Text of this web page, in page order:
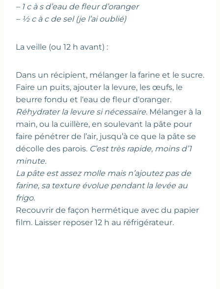
– 1 c à s d’eau de fleur d’oranger
– ½ c à c de sel (je l’ai oublié)
La veille (ou 12 h avant) :
Dans un récipient, mélanger la farine et le sucre.
Faire un puits, ajouter la levure, les œufs, le
beurre fondu et l‘eau de fleur d‘oranger.
Réhydrater la levure si nécessaire. Mélanger à la
main, ou la cuillère, en soulevant la pâte pour
faire pénétrer de l’air, jusqu’à ce que la pâte se
décolle des parois. C’est très rapide, moins d’1
minute.
La pâte est assez molle mais n’ajoutez pas de
farine, sa texture évolue pendant la levée au
frigo.
Recouvrir de façon hermétique avec du papier
film. Laisser reposer 12 h au réfrigérateur.